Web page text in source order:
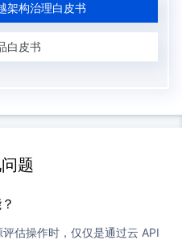
架构治理白皮书
白皮书
题
估操作时，仅仅是通过云 API